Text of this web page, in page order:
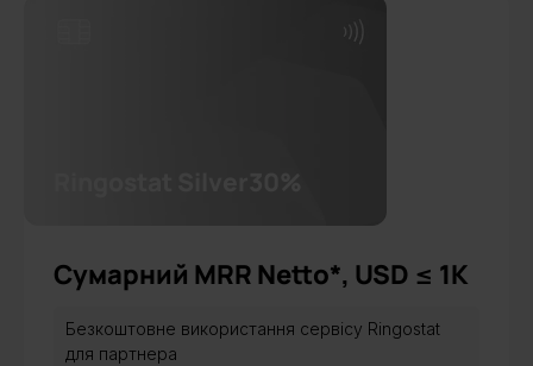
Сумарний MRR Netto*, USD ≤ 1К
Безкоштовне використання сервісу Ringostat
для партнера